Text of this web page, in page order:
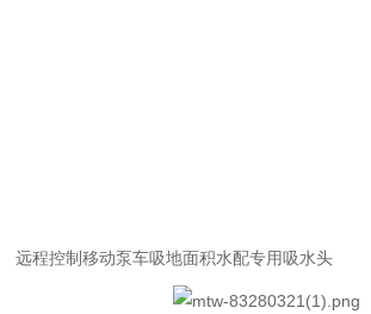
远程控制移动泵车吸地面积水配专用吸水头